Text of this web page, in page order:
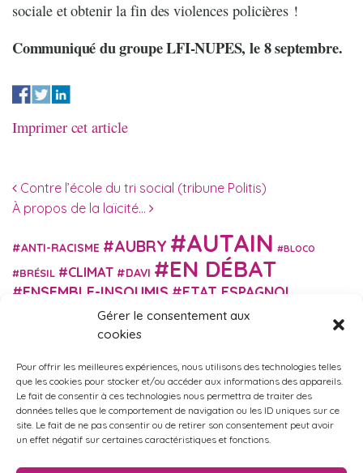
Gérer le consentement aux
cookies
Pour offrir les meilleures expériences, nous utilisons des technologies telles
que les cookies pour stocker et/ou accéder aux informations des appareils.
Le fait de consentir à ces technologies nous permettra de traiter des
données telles que le comportement de navigation ou les ID uniques sur ce
site. Le fait de ne pas consentir ou de retirer son consentement peut avoir
un effet négatif sur certaines caractéristiques et fonctions.
sociale et obtenir la fin des violences policières !
Communiqué du groupe LFI-NUPES, le 8 septembre.
Imprimer cet article
Navigation des articles
Contre l’école du tri social (tribune Politis)
À propos de la laïcité…
ANTI-RACISME AUBRY AUTAIN BLOCO
BRÉSIL CLIMAT DAVI EN DÉBAT
ENSEMBLE-INSOUMIS ETAT ESPAGNOL
EUROPE EXTRÊME DROITE FASCISME
FRANCE INSOUMISE
HISTOIRE IMMIGRATION ISRAËL PALESTINE ITALIE
MACRON MARTIN MARXISME MIGRANT-ES
MUNICIPALES MÉLENCHON NUPES OBONO
OCCITANIE PORTUGAL RETRAITES RUSSIE